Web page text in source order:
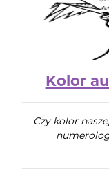
Kolor
Czy kolor